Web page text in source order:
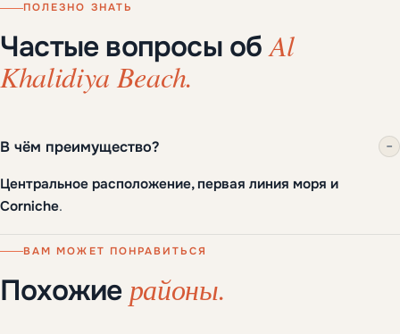
ПОЛЕЗНО ЗНАТЬ
Частые вопросы обAl
Khalidiya Beach.
В чём преимущество? −
Центральное расположение, первая линия моря и
Corniche.
ВАМ МОЖЕТ ПОНРАВИТЬСЯ
Похожие районы.